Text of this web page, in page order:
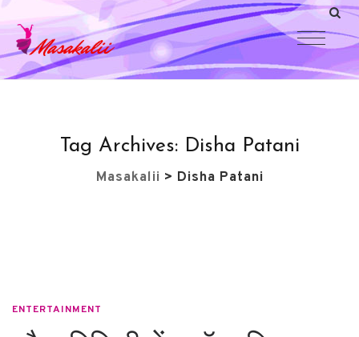
Tag Archives: Disha Patani
Masakalii > Disha Patani
ENTERTAINMENT